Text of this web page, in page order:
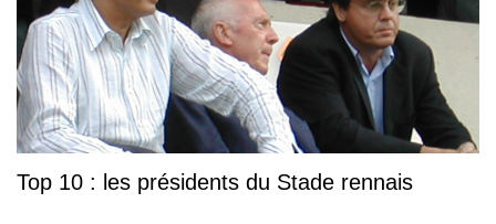
Top 10 : les présidents du Stade rennais